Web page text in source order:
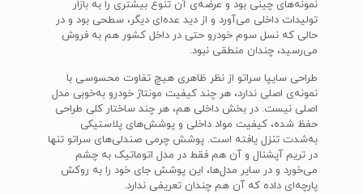
نمونه‌های چینی بود و عرضه‌ی آن تنوع بیشتری را به بازار
تولیدات داخلی می‌آورد و از دید عده‌ای دیگر، سطحی بود و در
حالی که نسل سوم خودرو حتی در داخل کشور هم به فروش
می‌رسید، چندان منطقی نبود.
طراحی سایپا سراتو از نظر ظاهری هیچ تفاوت محسوسی با
نمونه‌ی اصلی ندارد، هر چند کیفیت مونتاژ خودرو به‌خوبی مدل
اصلی نیست. در بخش داخلی هم، هر چند ساختار کلی طراحی
حفظ شده، کیفیت مواد داخلی و پوشش‌های پلاستیکی
به‌شدت تنزل یافته است. پوشش چرمی صندلی‌های سراتو تنها
در تریم آپشنال و آن هم فقط در مدل اتوماتیک به چشم
می‌خورد و در سایر مدل‌ها، این پوشش جای خود را به روکش
پارچه‌ای داده که آن هم چندان تعریفی ندارد.